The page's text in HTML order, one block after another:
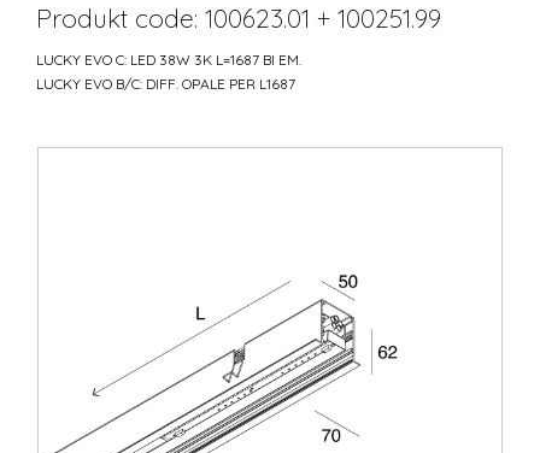
Produkt code: 100623.01 + 100251.99
LUCKY EVO C: LED 38W 3K L=1687 BI EM.
LUCKY EVO B/C: DIFF. OPALE PER L1687